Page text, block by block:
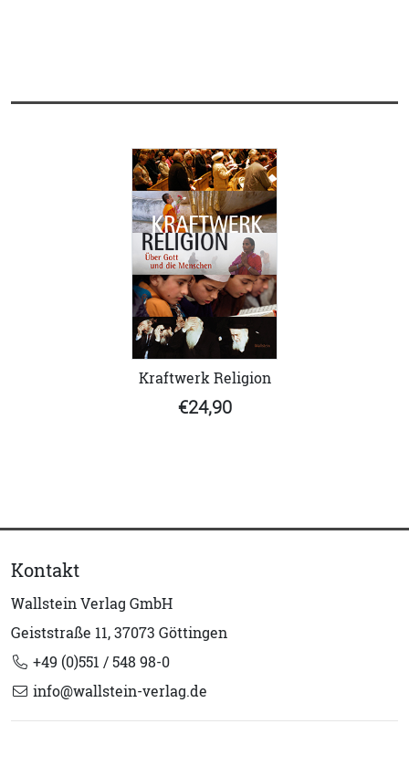
Kraftwerk Religion
€24,90
Kontakt
Wallstein Verlag GmbH
Geiststraße 11, 37073 Göttingen
+49 (0)551 / 548 98-0
info@wallstein-verlag.de